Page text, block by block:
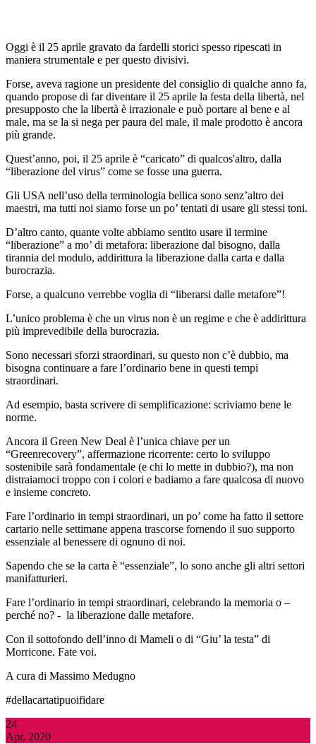
Oggi è il 25 aprile gravato da fardelli storici spesso ripescati in
maniera strumentale e per questo divisivi.
Forse, aveva ragione un presidente del consiglio di qualche anno fa,
quando propose di far diventare il 25 aprile la festa della libertà, nel
presupposto che la libertà è irrazionale e può portare al bene e al
male, ma se la si nega per paura del male, il male prodotto è ancora
più grande.
Quest’anno, poi, il 25 aprile è “caricato” di qualcos'altro, dalla
“liberazione del virus” come se fosse una guerra.
Gli USA nell’uso della terminologia bellica sono senz’altro dei
maestri, ma tutti noi siamo forse un po’ tentati di usare gli stessi toni.
D’altro canto, quante volte abbiamo sentito usare il termine
“liberazione” a mo’ di metafora: liberazione dal bisogno, dalla
tirannia del modulo, addirittura la liberazione dalla carta e dalla
burocrazia.
Forse, a qualcuno verrebbe voglia di “liberarsi dalle metafore”!
L’unico problema è che un virus non è un regime e che è addirittura
più imprevedibile della burocrazia.
Sono necessari sforzi straordinari, su questo non c’è dubbio, ma
bisogna continuare a fare l’ordinario bene in questi tempi
straordinari.
Ad esempio, basta scrivere di semplificazione: scriviamo bene le
norme.
Ancora il Green New Deal è l’unica chiave per un
“Greenrecovery”, affermazione ricorrente: certo lo sviluppo
sostenibile sarà fondamentale (e chi lo mette in dubbio?), ma non
distraiamoci troppo con i colori e badiamo a fare qualcosa di nuovo
e insieme concreto.
Fare l’ordinario in tempi straordinari, un po’ come ha fatto il settore
cartario nelle settimane appena trascorse fornendo il suo supporto
essenziale al benessere di ognuno di noi.
Sapendo che se la carta è “essenziale”, lo sono anche gli altri settori
manifatturieri.
Fare l’ordinario in tempi straordinari, celebrando la memoria o –
perché no? - la liberazione dalle metafore.
Con il sottofondo dell’inno di Mameli o di “Giu’ la testa” di
Morricone. Fate voi.
A cura di Massimo Medugno
#dellacartatipuoifidare
24
Apr, 2020